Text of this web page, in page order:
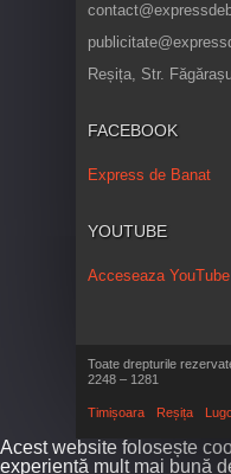
Reșița, Str.
FACEBOOK
Express de Banat
YOUTUBE
Acceseaza YouTube
Toate drepturile
2248 – 1281
Timișoara Reșița
Acest website folosește
experiență mult mai bună